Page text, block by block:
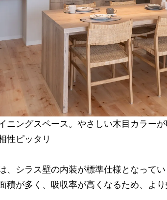
ニングスペース。やさしい木目カラー
性ピッタリ
、シラス壁の内装が標準仕様となって
積が多く、吸収率が高くなるため、よ